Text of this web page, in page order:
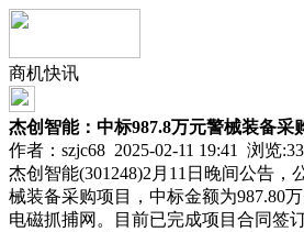
商机快讯
杰创智能：中标987.8万元警械装备采
作者：szjc68 2025-02-11 19:41 浏览:
杰创智能(301248)2月11日晚间公告，
械装备采购项目，中标金额为987.80
电磁抓捕网。目前已完成项目合同签订